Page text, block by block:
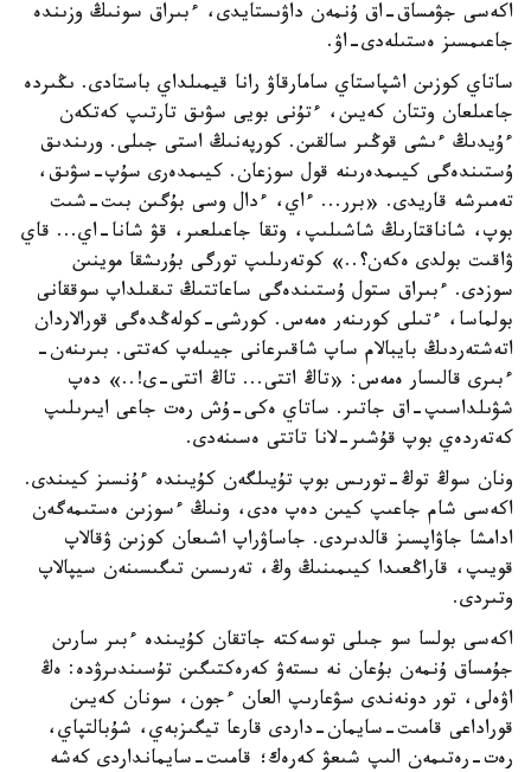
اكەسى جۋمساق-اق ۇنمەن داۋىستايدى، ءبىراق سونىڭ وزىندە
جاعىمسىز ەستىلەدى-اۋ.
ساتاي كوزىن اشپاستاي سامارقاۋ رانا قيمىلداي باستادى. ىڭىردە
جاعىلعان وتتان كەيىن، ءتۇنى بويى سۋىق تارتىپ كەتكەن
ءۇيدىڭ ءىشى قوڭىر سالقىن. كورپەنىڭ استى جىلى. ورىندىق
ۇستىندەگى كيىمدەرىنە قول سوزعان. كيىمدەرى سۇپ-سۋىق،
تەمىرشە قاريدى. «برر... ءاي، ءدال وسى بۇگىن بىت-شىت
بوپ، شاناقتارىڭ شاشىلىپ، وتقا جاعىلعىر، قۋ شانا-اي... قاي
ۋاقىت بولدى ەكەن؟..» كوتەرىلىپ تورگى بۇرىشقا موينىن
سوزدى. ءبىراق ستول ۇستىندەگى ساعاتتىڭ تىقىلداپ سوققانى
بولماسا، ءتىلى كورىنەر ەمەس. كورشى-كولەڭدەگى قورالاردان
اتەشتەردىڭ بايبالام ساپ شاقىرعانى جيىلەپ كەتتى. بىرىنەن-
ءبىرى قالىسار ەمەس: «تاڭ اتتى... تاڭ اتتى-ى!..» دەپ
شۋىلداسىپ-اق جاتىر. ساتاي ەكى-ۇش رەت جاعى ايىرىلىپ
كەتەردەي بوپ قۇشىر-لانا تاتتى ەسىنەدى.
ونان سوڭ توڭ-تورىس بوپ تۇيىلگەن كۇيىندە ءۇنسىز كيىندى.
اكەسى شام جاعىپ كيىن دەپ ەدى، ونىڭ ءسوزىن ەستىمەگەن
ادامشا جاۋاپسىز قالدىردى. جاساۋراپ اشىعان كوزىن ۋقالاپ
قويىپ، قاراڭعىدا كيىمىنىڭ وڭ، تەرىسىن تىگىسىنەن سيپالاپ
وتىردى.
اكەسى بولسا سو جىلى توسەكتە جاتقان كۇيىندە ءبىر سارىن
جۇمساق ۇنمەن بۇعان نە ىستەۋ كەرەكتىگىن تۇسىندىرۋدە: ەڭ
اۋەلى، تور دونەندى سۋعارىپ العان ءجون، سونان كەيىن
قوراداعى قامىت-سايمان-داردى قارعا تيگىزبەي، شۇبالتپاي،
رەت-رەتىمەن الىپ شىعۋ كەرەك؛ قامىت-سايمانداردى كەشە